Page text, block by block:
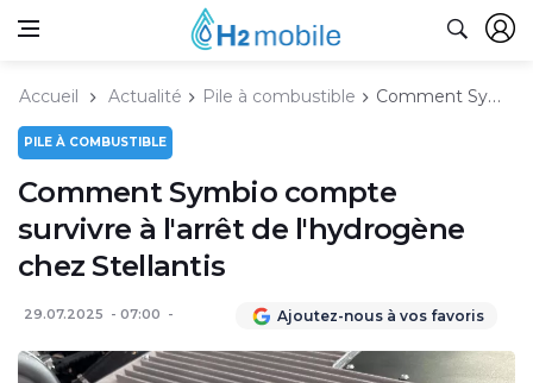
Accueil Actualité Pile à combustible Comment Symbio compte survivre à l'arrêt de l'hydrogène chez Stellantis
PILE À COMBUSTIBLE
Comment Symbio compte
survivre à l'arrêt de l'hydrogène
chez Stellantis
29.07.2025 07:00 Ajoutez-nous à vos favoris